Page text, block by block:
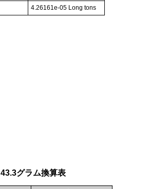
4.26161e-05 Long tons
43.3グラム換算表